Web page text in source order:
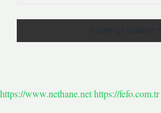
https://www.nethane.nethttps://fefo.com.tr